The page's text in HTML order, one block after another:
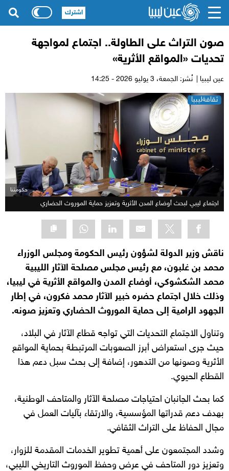
صون التراث على الطاولة.. اجتماع لمواجهة
تحديات «المواقع الأثرية»
عين ليبيا | نُشر: الجمعة،
ثقافةليبيا
حكومتنا
اجتماع ليبي لبحث أوضاع المدن الأثرية وتعزيز حماية الموروث الحضاري
ناقش وزير الدولة لشؤون رئيس الحكومة ومجلس الوزراء
محمد بن غلبون، مع رئيس مجلس مصلحة الآثار الليبية
محمد الشكشوكي، أوضاع المدن والمواقع الأثرية في ليبيا،
وذلك خلال اجتماع حضره خبير الآثار محمد فكرون، في إطار
الجهود الرامية إلى حماية الموروث الحضاري وتعزيز صونه.
وتناول الاجتماع التحديات التي تواجه قطاع الآثار في البلاد،
حيث جرى استعراض أبرز الصعوبات المرتبطة بحماية المواقع
الأثرية وصونها من التدهور، إضافة إلى بحث سبل دعم هذا
القطاع الحيوي.
كما بحث الجانبان احتياجات مصلحة الآثار والمتاحف الوطنية،
بهدف دعم قدراتها المؤسسية، والارتقاء بآليات العمل في
مجال الحفاظ على التراث الثقافي.
وشدد المجتمعون على أهمية تطوير الخدمات المقدمة للزوار،
وتعزيز دور المتاحف في عرض وحفظ الموروث التاريخي الليبي،
اشترك